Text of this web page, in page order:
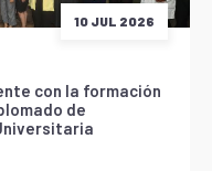
10 JUL 2026
con la formación
de